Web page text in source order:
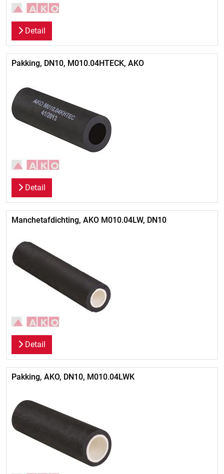
Detail
Pakking, DN10, M010.04HTECK, AKO
Detail
Manchetafdichting, AKO M010.04LW, DN10
Detail
Pakking, AKO, DN10, M010.04LWK